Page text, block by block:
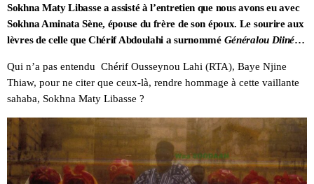
Sokhna Maty Libasse a assisté à l’entretien que nous avons eu avec
Sokhna Aminata Sène, épouse du frère de son époux. Le sourire aux
lèvres de celle que Chérif Abdoulahi a surnommé Généralou Diiné…
Qui n’a pas entendu Chérif Ousseynou Lahi (RTA), Baye Njine
Thiaw, pour ne citer que ceux-là, rendre hommage à cette vaillante
sahaba, Sokhna Maty Libasse ?